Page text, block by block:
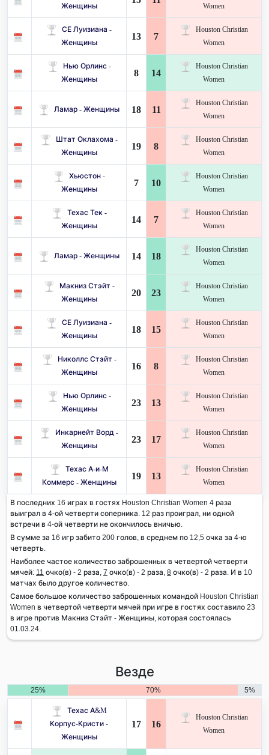
Женщины Women
СЕ Луизиана -
Женщины
13 7
Houston Christian
Women
Нью Орлинс -
Женщины
8 14
Houston Christian
Women
Ламар - Женщины 18 11
Houston Christian
Women
Штат Оклахома -
Женщины
19 8
Houston Christian
Women
Хьюстон -
Женщины
7 10
Houston Christian
Women
Техас Тек -
Женщины
14 7
Houston Christian
Women
Ламар - Женщины 14 18
Houston Christian
Women
Макниз Стэйт -
Женщины
20 23
Houston Christian
Women
СЕ Луизиана -
Женщины
18 15
Houston Christian
Women
Николлс Стэйт -
Женщины
16 8
Houston Christian
Women
Нью Орлинс -
Женщины
23 13
Houston Christian
Women
Инкарнейт Ворд -
Женщины
23 17
Houston Christian
Women
Техас А-и-М
Коммерс - Женщины
19 13
Houston Christian
Women
В последних 16 играх в гостях Houston Christian Women 4 раза
выиграл в 4-ой четверти соперника. 12 раз проиграл, ни одной
встречи в 4-ой четверти не окончилось вничью.
В сумме за 16 игр забито 200 голов, в среднем по 12,5 очка за 4-ю
четверть.
Наиболее частое количество заброшенных в четвертой четверти
мячей: 11 очко(в) - 2 раза, 7 очко(в) - 2 раза, 8 очко(в) - 2 раза. И в 10
матчах было другое количество.
Самое большое количество заброшенных командой Houston Christian
Women в четвертой четверти мячей при игре в гостях составило 23
в игре против Макниз Стэйт - Женщины, которая состоялась
01.03.24.
Везде
25% 70% 5%
Техас A&M
Корпус-Кристи -
Женщины
17 16
Houston Christian
Women